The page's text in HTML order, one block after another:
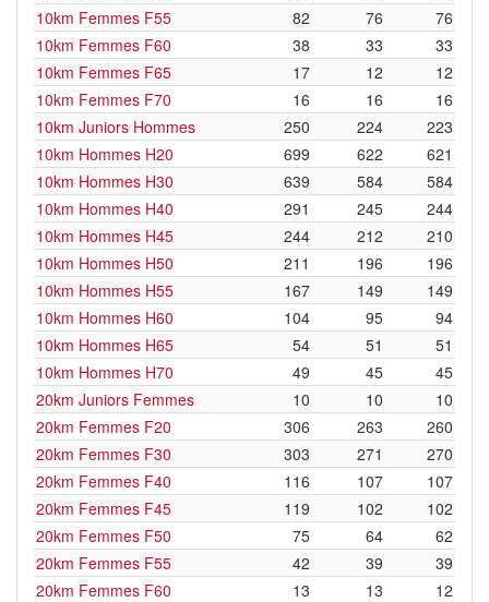
10km Femmes F55
82 76
76
10km Femmes F60
38 33
33
10km Femmes F65
17 12
12
10km Femmes F70
16 16
16
10km Juniors Hommes
250 224
223
10km Hommes H20
699 622
621
10km Hommes H30
639 584
584
10km Hommes H40
291 245
244
10km Hommes H45
244 212
210
10km Hommes H50
211 196
196
10km Hommes H55
167 149
149
10km Hommes H60
104 95
94
10km Hommes H65
54 51
51
10km Hommes H70
49 45
45
20km Juniors Femmes
10 10
10
20km Femmes F20
306 263
260
20km Femmes F30
303 271
270
20km Femmes F40
116 107
107
20km Femmes F45
119 102
102
20km Femmes F50
75 64
62
20km Femmes F55
42 39
39
20km Femmes F60
13 13
12